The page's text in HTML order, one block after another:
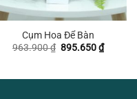
Cụm Hoa Để Bàn
963.900₫ Giá
895.650₫Giá
hiện